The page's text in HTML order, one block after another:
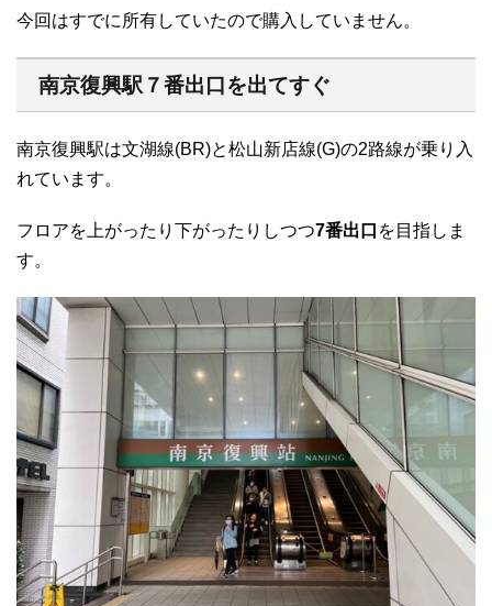
今回はすでに所有していたので購入していません。
南京復興駅７番出口を出てすぐ
南京復興駅は文湖線(BR)と松山新店線(G)の2路線が乗り入
れています。
フロアを上がったり下がったりしつつ7番出口 を目指しま
す。